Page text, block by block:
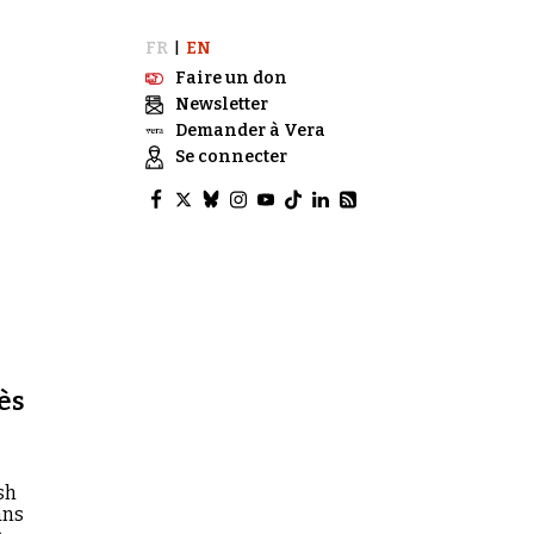
FR
EN
Faire un don
Newsletter
Demander à Vera
Se connecter